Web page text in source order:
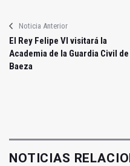
Noticia Anterior
El Rey Felipe VI visitará la
Academia de la Guardia Civil de
Baeza
NOTICIAS